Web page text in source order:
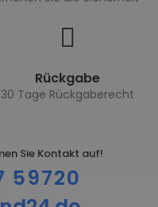
Rückgabe
30 Tage Rückgaberecht
Sie Kontakt auf!
59720